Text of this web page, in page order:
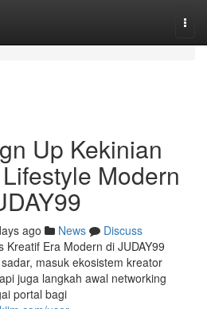
Up Kekinian
Modern
ago News
Discuss
Era Modern di JUDAY99
masuk ekosistem kreator
juga langkah awal networking
portal bagi